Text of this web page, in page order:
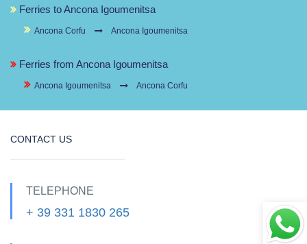
Ferries to Ancona Igoumenitsa
Ancona Corfu Ancona Igoumenitsa
Ferries from Ancona Igoumenitsa
Ancona Igoumenitsa Ancona Corfu
CONTACT US
TELEPHONE
+ 39 331 1830 265